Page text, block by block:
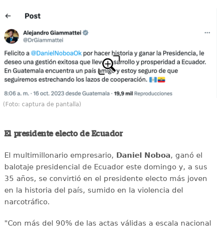
(Foto: captura de pantalla)
El presidente electo de Ecuador
El multimillonario empresario, Daniel Noboa, ganó el
balotaje presidencial de Ecuador este domingo y, a sus
35 años, se convirtió en el presidente electo más joven
en la historia del país, sumido en la violencia del
narcotráfico.
"Con más del 90% de las actas válidas a escala nacional